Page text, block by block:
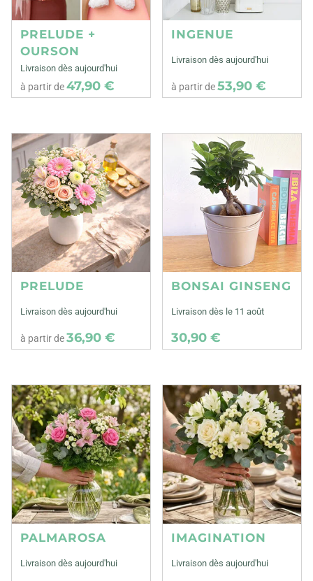
PRELUDE +
OURSON
Livraison dès aujourd'hui
à partir de47,90 €
INGENUE
Livraison dès aujourd'hui
à partir de53,90 €
PRELUDE
Livraison dès aujourd'hui
à partir de36,90 €
BONSAI GINSENG
Livraison dès le 11 août
30,90 €
PALMAROSA
Livraison dès aujourd'hui
IMAGINATION
Livraison dès aujourd'hui